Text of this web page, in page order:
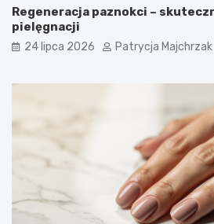
Regeneracja paznokci –
pielęgnacji
24 lipca 2026 Patrycja Majchrzak